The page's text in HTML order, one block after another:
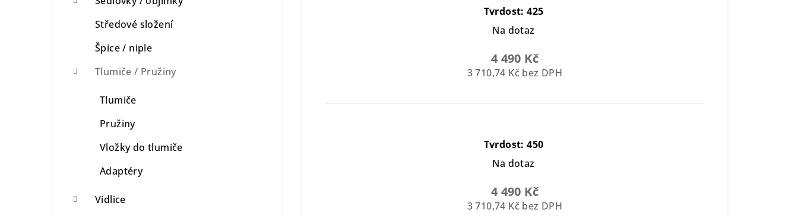
Středové složení
Špice / niple
Tlumiče / Pružiny
Tlumiče
Pružiny
Vložky do tlumiče
Adaptéry
Vidlice
Tvrdost: 425
Na dotaz
4 490 Kč
3 710,74 Kč bez DPH
Tvrdost: 450
Na dotaz
4 490 Kč
3 710,74 Kč bez DPH